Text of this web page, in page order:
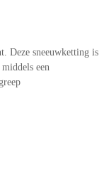
Deze sneeuwketting is
een